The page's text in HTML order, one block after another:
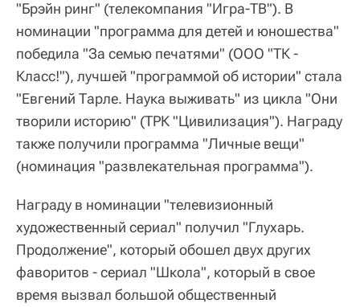
"Брэйн ринг" (телекомпания "Игра-ТВ"). В
номинации "программа для детей и юношества"
победила "За семью печатями" (ООО "ТК -
Класс!"), лучшей "программой об истории" стала
"Евгений Тарле. Наука выживать" из цикла "Они
творили историю" (ТРК "Цивилизация"). Награду
также получили программа "Личные вещи"
(номинация "развлекательная программа").
Награду в номинации "телевизионный
художественный сериал" получил "Глухарь.
Продолжение", который обошел двух других
фаворитов - сериал "Школа", который в свое
время вызвал большой общественный